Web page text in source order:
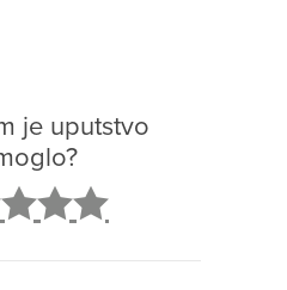
je uputstvo